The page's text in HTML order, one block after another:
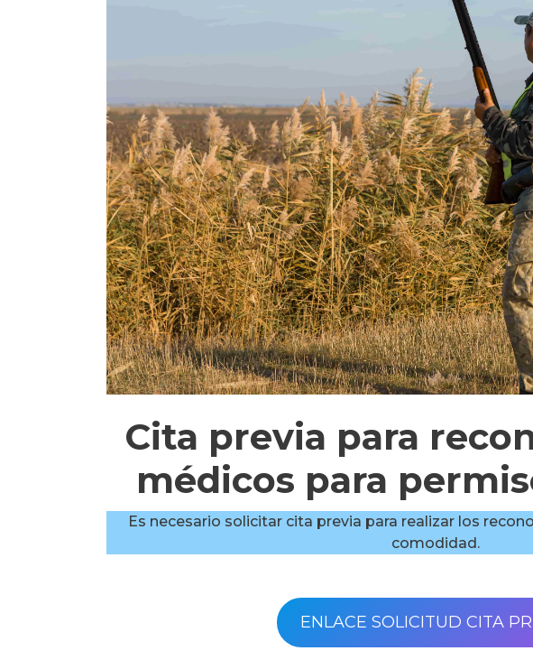
Cita previa para
médicos para
Es necesario solicitar cita previa para realizar los
comodidad.
ENLACE SOLICITUD CITA